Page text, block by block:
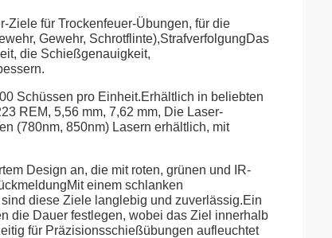
Ziele für Trockenfeuer-Übungen, für die
Gewehr, Schrotflinte),StrafverfolgungDas
die Schießgenauigkeit,
Schüssen pro Einheit.Erhältlich in beliebten
REM, 5,56 mm, 7,62 mm, Die Laser-
(780nm, 850nm) Lasern erhältlich, mit
Design an, die mit roten, grünen und IR-
einem schlanken
diese Ziele langlebig und zuverlässig.Ein
die Dauer festlegen, wobei das Ziel innerhalb
für Präzisionsschießübungen aufleuchtet